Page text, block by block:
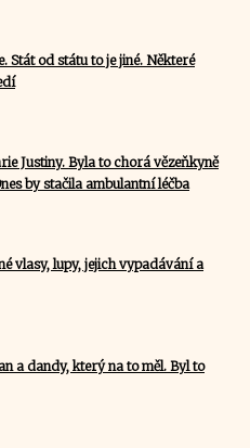
Stát od státu to je jiné. Některé
Justiny. Byla to chorá vězeňkyně
by stačila ambulantní léčba
vlasy, lupy, jejich vypadávání a
a dandy, který na to měl. Byl to